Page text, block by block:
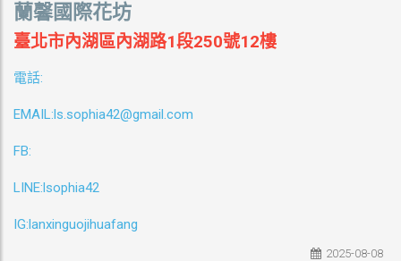
蘭馨國際花坊
臺北市內湖區內湖路1段250號12樓
電話:
EMAIL:ls.sophia42@gmail.com
FB:
LINE:lsophia42
IG:lanxinguojihuafang
2025-08-08